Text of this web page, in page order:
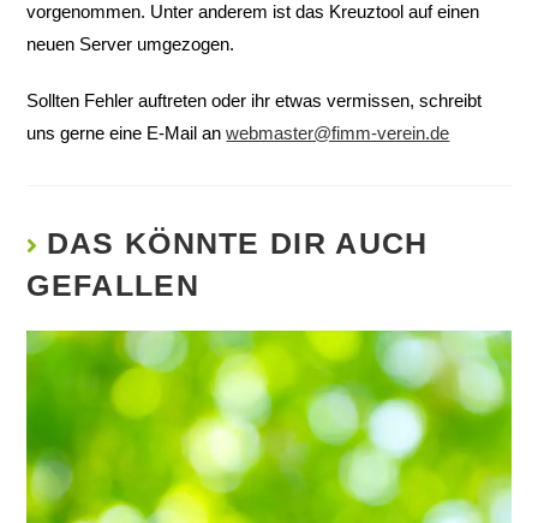
vorgenommen. Unter anderem ist das Kreuztool auf einen
neuen Server umgezogen.
Sollten Fehler auftreten oder ihr etwas vermissen, schreibt
uns gerne eine E-Mail anwebmaster@fimm-verein.de
DAS KÖNNTE DIR AUCH
GEFALLEN